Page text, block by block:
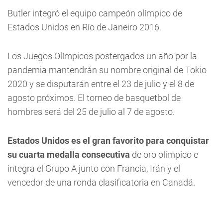
Butler integró el equipo campeón olímpico de
Estados Unidos en Río de Janeiro 2016.
Los Juegos Olímpicos postergados un año por la
pandemia mantendrán su nombre original de Tokio
2020 y se disputarán entre el 23 de julio y el 8 de
agosto próximos. El torneo de basquetbol de
hombres será del 25 de julio al 7 de agosto.
Estados Unidos es el gran favorito para conquistar
su cuarta medalla consecutiva de oro olímpico e
integra el Grupo A junto con Francia, Irán y el
vencedor de una ronda clasificatoria en Canadá.